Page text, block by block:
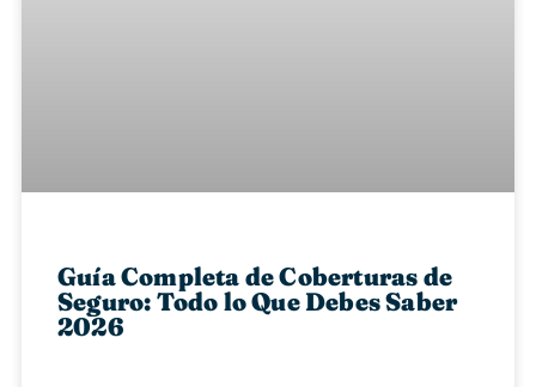
Guía Completa de Coberturas de
Seguro: Todo lo Que Debes Saber
2026